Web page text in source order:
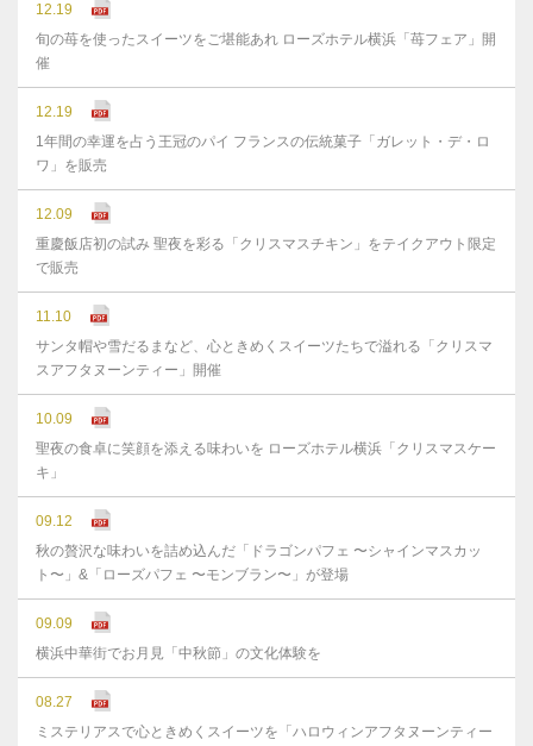
12.19
旬の苺を使ったスイーツをご堪能あれ ローズホテル横浜「苺フェア」開
催
12.19
1年間の幸運を占う王冠のパイ フランスの伝統菓子「ガレット・デ・ロ
ワ」を販売
12.09
重慶飯店初の試み 聖夜を彩る「クリスマスチキン」をテイクアウト限定
で販売
11.10
サンタ帽や雪だるまなど、心ときめくスイーツたちで溢れる「クリスマ
スアフタヌーンティー」開催
10.09
聖夜の食卓に笑顔を添える味わいを ローズホテル横浜「クリスマスケー
キ」
09.12
秋の贅沢な味わいを詰め込んだ「ドラゴンパフェ 〜シャインマスカッ
ト〜」&「ローズパフェ 〜モンブラン〜」が登場
09.09
横浜中華街でお月見「中秋節」の文化体験を
08.27
ミステリアスで心ときめくスイーツを「ハロウィンアフタヌーンティー